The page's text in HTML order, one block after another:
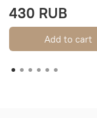
430 RUB
Add to cart